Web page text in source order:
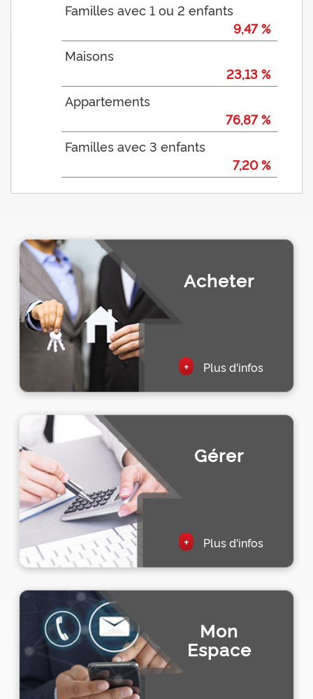
Familles avec 1 ou 2 enfants
9,47 %
Maisons
23,13 %
Appartements
76,87 %
Familles avec 3 enfants
7,20 %
Acheter
+ Plus d'infos
Gérer
+ Plus d'infos
Mon
Espace